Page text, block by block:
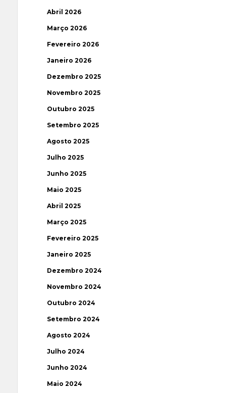
Abril 2026
Março 2026
Fevereiro 2026
Janeiro 2026
Dezembro 2025
Novembro 2025
Outubro 2025
Setembro 2025
Agosto 2025
Julho 2025
Junho 2025
Maio 2025
Abril 2025
Março 2025
Fevereiro 2025
Janeiro 2025
Dezembro 2024
Novembro 2024
Outubro 2024
Setembro 2024
Agosto 2024
Julho 2024
Junho 2024
Maio 2024